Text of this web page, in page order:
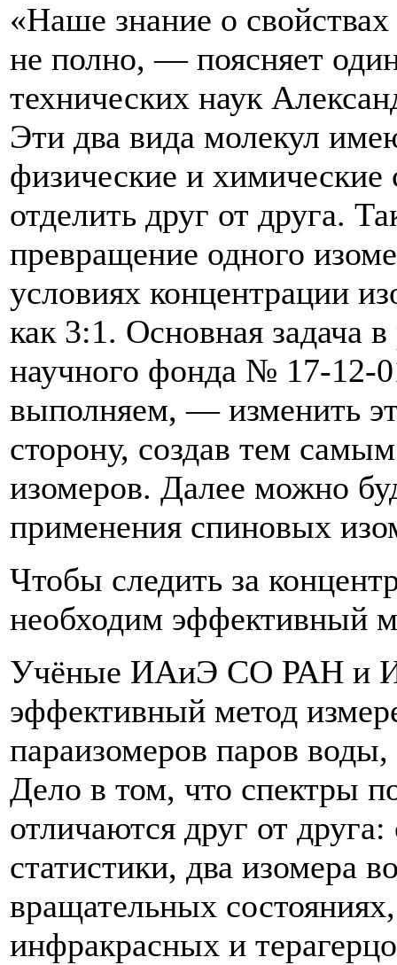
«Наше знание о
не полно, — поясняет
технических наук
Эти два вида молекул
физические и химические
отделить друг от друга.
превращение одного
условиях концентрации
как 3:1. Основная задача
научного фонда № 17-12-
выполняем, — изменить
сторону, создав тем
изомеров. Далее можно
применения спиновых
Чтобы следить за
необходим эффективный
Учёные ИАиЭ СО РАН и
эффективный метод
параизомеров паров
Дело в том, что спектры
отличаются друг от
статистики, два изомера
вращательных
инфракрасных и